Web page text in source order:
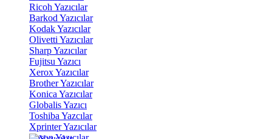
Ricoh Yazıcılar
Barkod Yazıcılar
Kodak Yazıcılar
Olivetti Yazıcılar
Sharp Yazıcılar
Fujitsu Yazıcı
Xerox Yazıcılar
Brother Yazıcılar
Konica Yazıcılar
Globalis Yazıcı
Toshiba Yazcılar
Xprinter Yazıcılar